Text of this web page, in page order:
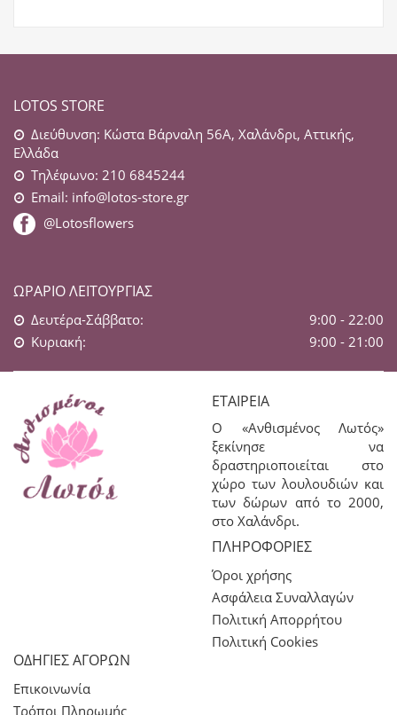
LOTOS STORE
Διεύθυνση: Κώστα Βάρναλη 56Α, Χαλάνδρι, Αττικής,
Ελλάδα
Τηλέφωνο: 210 6845244
Email: info@lotos-store.gr
@Lotosflowers
ΩΡΆΡΙΟ ΛΕΙΤΟΥΡΓΊΑΣ
Δευτέρα-Σάββατο:
9:00 - 22:00
Κυριακή:
9:00 - 21:00
ΕΤΑΙΡΕΊΑ
Ο «Ανθισμένος Λωτός»
ξεκίνησε να
δραστηριοποιείται στο
χώρο των λουλουδιών και
των δώρων από το 2000,
στο Χαλάνδρι.
ΠΛΗΡΟΦΟΡΊΕΣ
Όροι χρήσης
Ασφάλεια Συναλλαγών
Πολιτική Απορρήτου
Πολιτική Cookies
ΟΔΗΓΙΕΣ ΑΓΟΡΩΝ
Επικοινωνία
Τρόποι Πληρωμής